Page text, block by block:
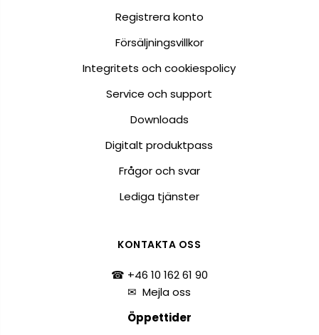
Registrera konto
Försäljningsvillkor
Integritets och cookiespolicy
Service och support
Downloads
Digitalt produktpass
Frågor och svar
Lediga tjänster
KONTAKTA OSS
☎ +46 10 162 61 90
✉Mejla oss
Öppettider